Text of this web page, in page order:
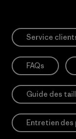
Service
FAQs
Guide des
Entretien